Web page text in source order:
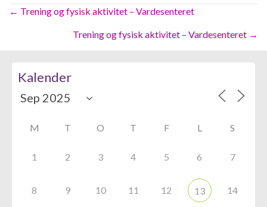
Posts
navigation
← Trening og fysisk aktivitet – Vardesenteret
Trening og fysisk aktivitet – Vardesenteret →
Kalender
M T O T F L S
1 2 3 4 5 6 7
8 9 10 11 12 13 14